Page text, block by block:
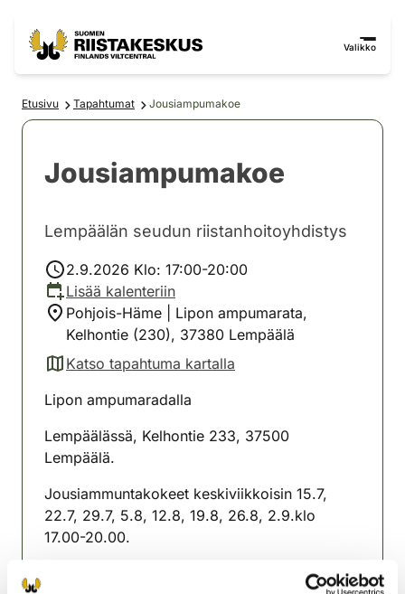
Valikko
Etusivu Tapahtumat Jousiampumakoe
Jousiampumakoe
Lempäälän seudun riistanhoitoyhdistys
2.9.2026 Klo: 17:00-20:00
Lisää kalenteriin
Pohjois-Häme | Lipon ampumarata,
Kelhontie (230), 37380 Lempäälä
Katso tapahtuma kartalla
(avautuu uuteen välilehteen)
Lipon ampumaradalla
Lempäälässä, Kelhontie 233, 37500
Lempäälä.
Jousiammuntakokeet keskiviikkoisin 15.7,
22.7, 29.7, 5.8, 12.8, 19.8, 26.8, 2.9.klo
17.00-20.00.